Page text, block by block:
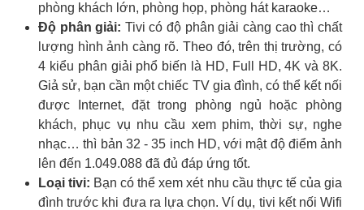
phòng khách lớn, phòng họp, phòng hát karaoke…
Độ phân giải: Tivi có độ phân giải càng cao thì chất
lượng hình ảnh càng rõ. Theo đó, trên thị trường, có
4 kiểu phân giải phổ biến là HD, Full HD, 4K và 8K.
Giả sử, bạn cần một chiếc TV gia đình, có thể kết nối
được Internet, đặt trong phòng ngủ hoặc phòng
khách, phục vụ nhu cầu xem phim, thời sự, nghe
nhạc… thì bản 32 - 35 inch HD, với mật độ điểm ảnh
lên đến 1.049.088 đã đủ đáp ứng tốt.
Loại tivi: Bạn có thể xem xét nhu cầu thực tế của gia
đình trước khi đưa ra lựa chọn. Ví dụ, tivi kết nối Wifi